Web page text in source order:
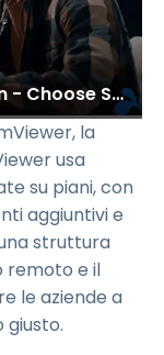
TeamViewer Pricing Comparison - Choose Splashtop & Save
la
usa
su piani, con
aggiuntivi e
struttura
remoto e il
le aziende a
giusto.